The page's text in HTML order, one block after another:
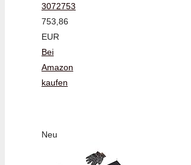
3072753
753,86
EUR
Bei
Amazon
kaufen
Neu